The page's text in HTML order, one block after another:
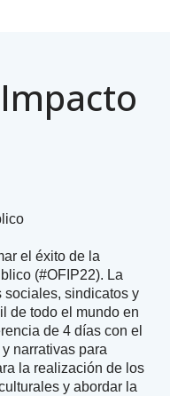
el éxito de la
(#OFIP22). La
sociales, sindicatos y
de todo el mundo en
de 4 días con el
narrativas para
la realización de los
y abordar la